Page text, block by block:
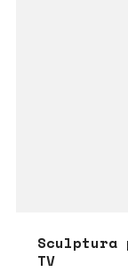
Sculptura
TV